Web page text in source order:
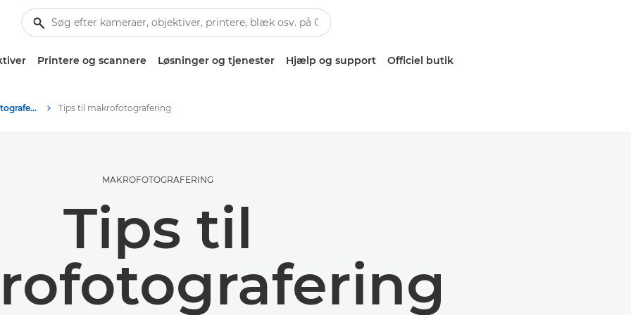
Printere og scannere Løsninger og tjenester Hjælp og support Officiel butik
Tips og teknikker til fotografering og print Tips til makrofotografering
MAKROFOTOGRAFERING
Tips til